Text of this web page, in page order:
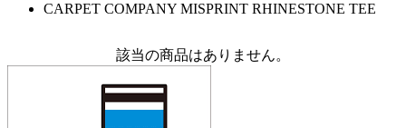
CARPET COMPANY MISPRINT RHINESTONE TEE
該当の商品はありません。